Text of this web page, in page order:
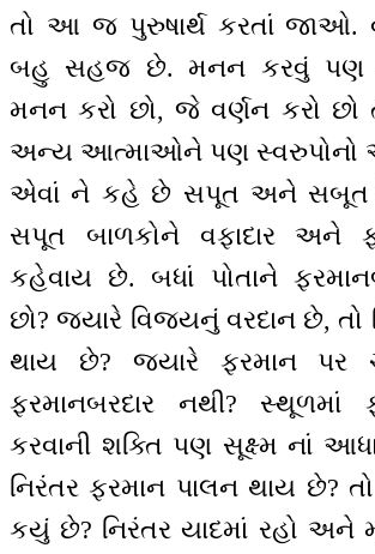
તો આ જ પુરુષાર્થ કરતાં જાઓ.
બહુ સહજ છે. મનન કરવું
મનન કરો છો, જે વર્ણન કરો
અન્ય આત્માઓને પણ સ્વરુપોનો
એવાં ને કહે છે સપૂત અને સબૂત
સપૂત બાળકોને વફાદાર અને
કહેવાય છે. બધાં પોતાને
છો? જ્યારે વિજયનું વરદાન છે, તો
થાય છે? જ્યારે ફરમાન પર
ફરમાનબરદાર નથી? સ્થૂળમાં
કરવાની શક્તિ પણ સૂક્ષ્મ નાં
નિરંતર ફરમાન પાલન થાય છે?
કયું છે? નિરંતર યાદમાં રહો અને